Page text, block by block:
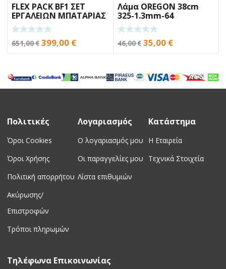
FLEX PACK BF1 ΣΕΤ
ΕΡΓΑΛΕΙΩΝ ΜΠΑΤΑΡΙΑΣ
651,00€ Original
651,00 €.
399,00 €Η
είναι:
399,00 €.
Λάμα OREGON 38cm
325-1.3mm-64
ΟΔΗΓΟΥΣ SPEEDCUT
46,00€ Original
46,00 €.
35,00 €Η
είναι:
35,00 €.
Πολιτικές
Όροι Cookies
Όροι Χρήσης
Πολιτική απορρήτου
Ακύρωσης/
Επιστροφών
Τρόποι πληρωμών
Λογαριασμός
Ο λογαριασμός μου
Οι παραγγελίες μου
Λίστα επιθυμιών
Κατάστημα
Η Εταιρεία
Τεχνικά Στοιχεία
Τηλέφωνα Επικοινωνίας